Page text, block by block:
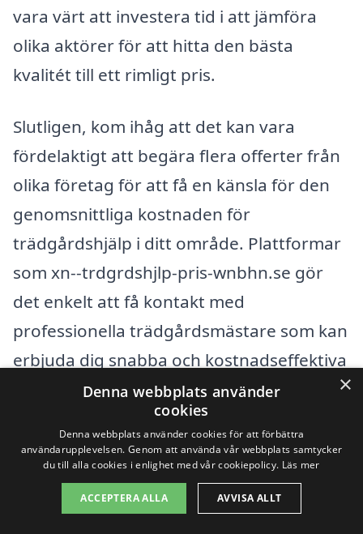
vara värt att investera tid i att jämföra
olika aktörer för att hitta den bästa
kvalitét till ett rimligt pris.
Slutligen, kom ihåg att det kan vara
fördelaktigt att begära flera offerter från
olika företag för att få en känsla för den
genomsnittliga kostnaden för
trädgårdshjälp i ditt område. Plattformar
som xn--trdgrdshjlp-pris-wnbhn.se gör
det enkelt att få kontakt med
professionella trädgårdsmästare som kan
erbjuda dig snabba och kostnadseffektiva
erbjudanden anpassade efter dina behov.
Få 3 erbjudanden, gratis och utan
förpliktelser
×
Denna webbplats använder
cookies
Denna webbplats använder cookies för att förbättra
användarupplevelsen. Genom att använda vår webbplats samtycker
du till alla cookies i enlighet med vår cookiepolicy. Läs mer
ACCEPTERA ALLA AVVISA ALLT